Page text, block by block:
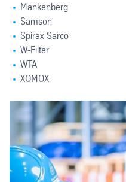
Mankenberg
Samson
Spirax Sarco
W-Filter
WTA
XOMOX